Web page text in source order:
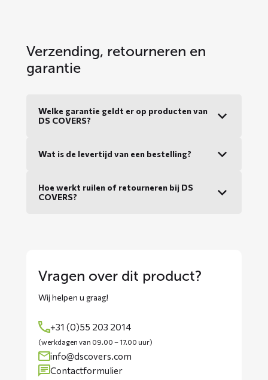
Verzending, retourneren en
garantie
Welke garantie geldt er op producten van
DS COVERS?
Wat is de levertijd van een bestelling?
Hoe werkt ruilen of retourneren bij DS
COVERS?
Vragen over dit product?
Wij helpen u graag!
+31 (0)55 203 2014
(werkdagen van 09.00 – 17.00 uur)
info@dscovers.com
Contactformulier